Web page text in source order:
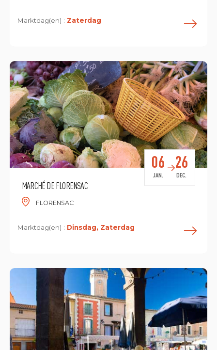
Marktdag(en) : Zaterdag
MARCHÉ DE FLORENSAC
FLORENSAC
06
JAN.
26
DEC.
Marktdag(en) : Dinsdag, Zaterdag